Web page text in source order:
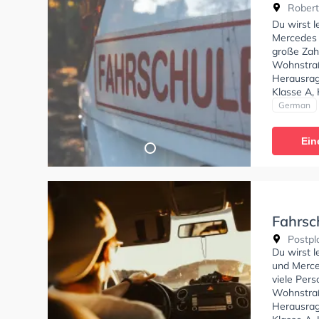
Du wirst
große
Klasse A,
Klasse
können
German
Du wirst
und
viele